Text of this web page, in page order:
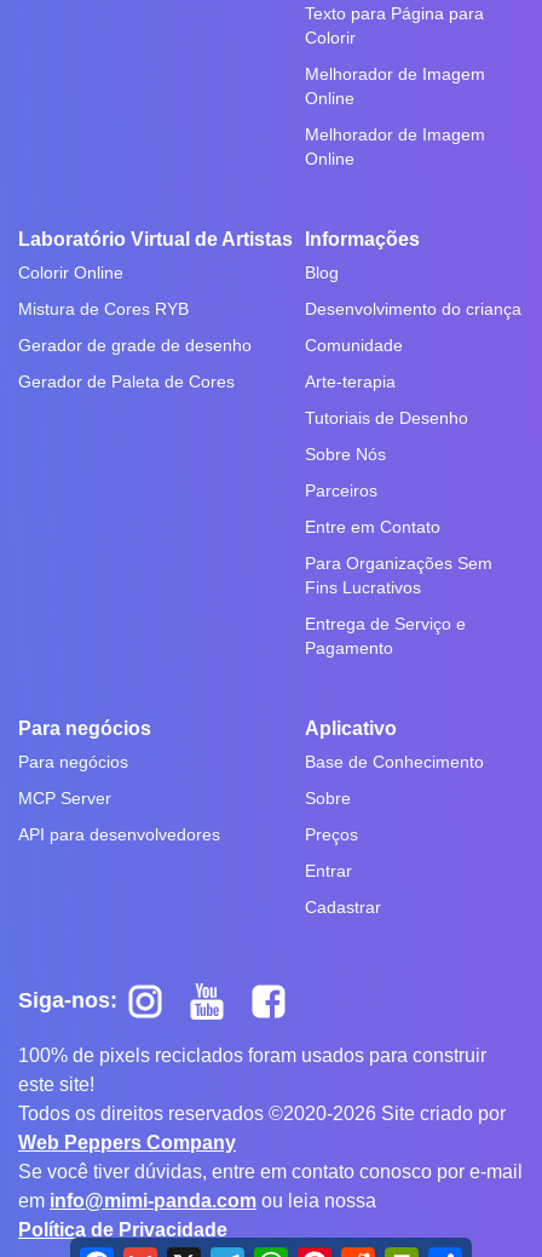
Texto para Página para
Colorir
Melhorador de Imagem
Online
Melhorador de Imagem
Online
Laboratório Virtual de Artistas
Colorir Online
Mistura de Cores RYB
Gerador de grade de desenho
Gerador de Paleta de Cores
Informações
Blog
Desenvolvimento do criança
Comunidade
Arte-terapia
Tutoriais de Desenho
Sobre Nós
Parceiros
Entre em Contato
Para Organizações Sem
Fins Lucrativos
Entrega de Serviço e
Pagamento
Para negócios
Para negócios
MCP Server
API para desenvolvedores
Aplicativo
Base de Conhecimento
Sobre
Preços
Entrar
Cadastrar
Siga-nos:
100% de pixels reciclados foram usados para construir
este site!
Todos os direitos reservados ©2020-2026 Site criado por
Web Peppers Company
Se você tiver dúvidas, entre em contato conosco por e-mail
em info@mimi-panda.com ou leia nossa
Política de Privacidade